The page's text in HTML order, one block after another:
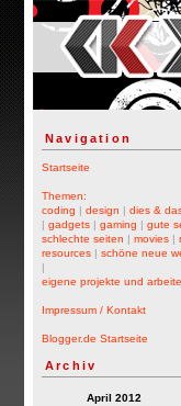
Navigation
Startseite
Themen:
coding | design | dies &
| gadgets | gaming | gute
schlechte seiten | movies |
resources | schöne neue
|
eigene projekte und
Impressum / Kontakt
Blogger.de Startseite
Archiv
April 2012